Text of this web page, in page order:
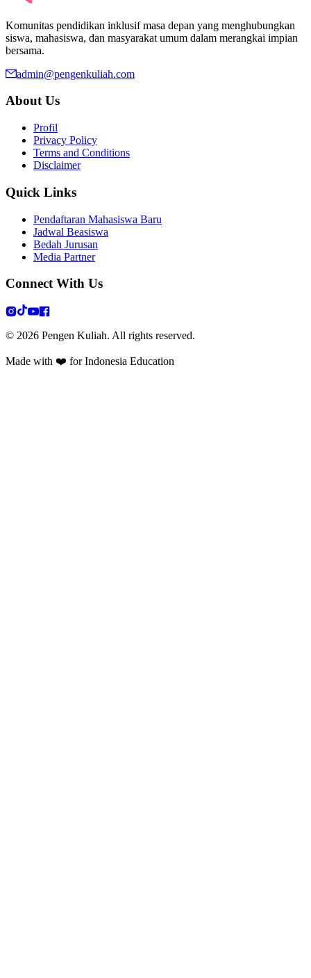
Komunitas pendidikan inklusif masa depan yang menghubungkan
siswa, mahasiswa, dan masyarakat umum dalam merangkai impian
bersama.
admin@pengenkuliah.com
About Us
Profil
Privacy Policy
Terms and Conditions
Disclaimer
Quick Links
Pendaftaran Mahasiswa Baru
Jadwal Beasiswa
Bedah Jurusan
Media Partner
Connect With Us
© 2026 Pengen Kuliah. All rights reserved.
Made with ❤️ for Indonesia Education